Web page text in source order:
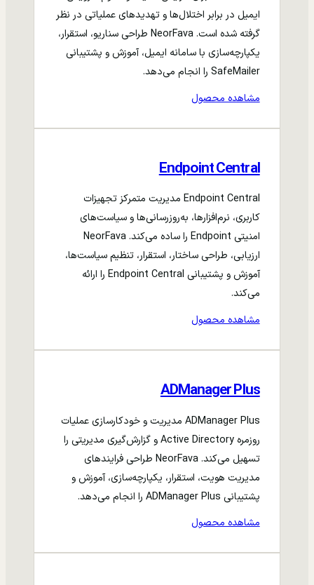
ایمیل در برابر اختلال‌ها و تهدیدهای عملیاتی در نظر
گرفته شده است. NeorFava طراحی سناریو، استقرار،
یکپارچه‌سازی با سامانه ایمیل، آموزش و پشتیبانی
SafeMailer را انجام می‌دهد.
مشاهده محصول
Endpoint Central
Endpoint Central مدیریت متمرکز تجهیزات
کاربری، نرم‌افزارها، به‌روزرسانی‌ها و سیاست‌های
امنیتی Endpoint را ساده می‌کند. NeorFava
ارزیابی، طراحی ساختار، استقرار، تنظیم سیاست‌ها،
آموزش و پشتیبانی Endpoint Central را ارائه
می‌کند.
مشاهده محصول
ADManager Plus
ADManager Plus مدیریت و خودکارسازی عملیات
روزمره Active Directory و گزارش‌گیری مدیریتی را
تسهیل می‌کند. NeorFava طراحی فرایندهای
مدیریت هویت، استقرار، یکپارچه‌سازی، آموزش و
پشتیبانی ADManager Plus را انجام می‌دهد.
مشاهده محصول